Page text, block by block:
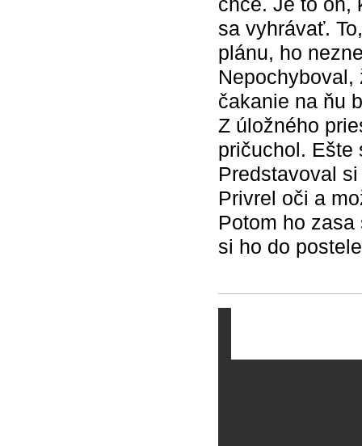
sa vyhrávať.
plánu, ho
čakanie na ňu
Z úložného
pričuchol. Ešte
Predstavoval
Privrel oči a
Potom ho
si ho do